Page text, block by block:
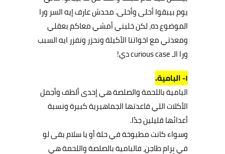
يوم بيبقوا أحلى وأحلى. محدش عارف إيه السر ورا
الموضوع ده، لكن خليني أمشي معاكم بعقلي
ومعدتي مع اخواتنا الأكيلة ونحزر ونفزر ايه السبب
ورا الـ curious case دي!
١- البامية.
البامية باللحمة والصلصة هي إحدى ألطف وأجمل
الأكلات اللي قاعدتها الجماهيرية كبيرة ونسبة
أعدائها قليلين جدًا.
وسواء كانت مطبوخة في حلة أو يا سلام بقى لو
في بِرام طاجن، فالبامية بالصلصة واللحمة هي